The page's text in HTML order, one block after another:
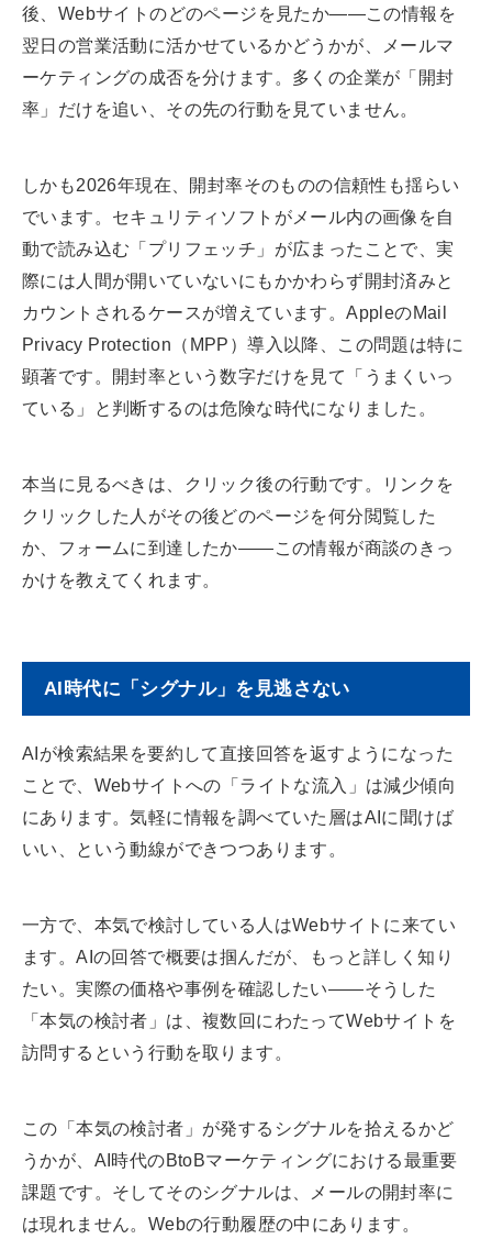
後、Webサイトのどのページを見たか——この情報を
翌日の営業活動に活かせているかどうかが、メールマ
ーケティングの成否を分けます。多くの企業が「開封
率」だけを追い、その先の行動を見ていません。
しかも2026年現在、開封率そのものの信頼性も揺らい
でいます。セキュリティソフトがメール内の画像を自
動で読み込む「プリフェッチ」が広まったことで、実
際には人間が開いていないにもかかわらず開封済みと
カウントされるケースが増えています。AppleのMail
Privacy Protection（MPP）導入以降、この問題は特に
顕著です。開封率という数字だけを見て「うまくいっ
ている」と判断するのは危険な時代になりました。
本当に見るべきは、クリック後の行動です。リンクを
クリックした人がその後どのページを何分閲覧した
か、フォームに到達したか——この情報が商談のきっ
かけを教えてくれます。
AI時代に「シグナル」を見逃さない
AIが検索結果を要約して直接回答を返すようになった
ことで、Webサイトへの「ライトな流入」は減少傾向
にあります。気軽に情報を調べていた層はAIに聞けば
いい、という動線ができつつあります。
一方で、本気で検討している人はWebサイトに来てい
ます。AIの回答で概要は掴んだが、もっと詳しく知り
たい。実際の価格や事例を確認したい——そうした
「本気の検討者」は、複数回にわたってWebサイトを
訪問するという行動を取ります。
この「本気の検討者」が発するシグナルを拾えるかど
うかが、AI時代のBtoBマーケティングにおける最重要
課題です。そしてそのシグナルは、メールの開封率に
は現れません。Webの行動履歴の中にあります。